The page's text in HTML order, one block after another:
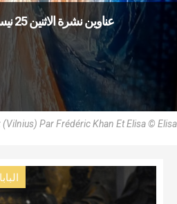
عناوين نشرة الاثنين 25 نيسان 2022: يسوع لا يتعب منا
Par Frédéric Khan Et Elisa © Elisa